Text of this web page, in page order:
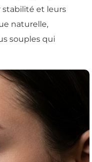
stabilité et leurs
naturelle,
souples qui